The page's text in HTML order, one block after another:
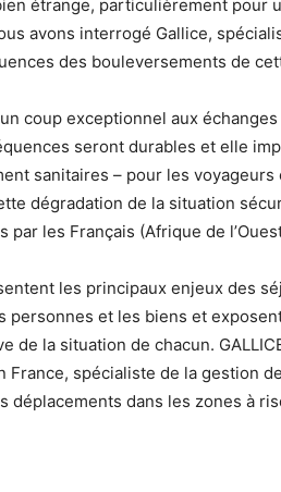
étrange, particulièrement pour
avons interrogé Gallice,
des bouleversements de
coup exceptionnel aux
seront durables et elle
sanitaires – pour les voyageurs
dégradation de la situation
les Français (Afrique de
les principaux enjeux des
personnes et les biens et
de la situation de chacun.
France, spécialiste de la gestion
déplacements dans les zones à